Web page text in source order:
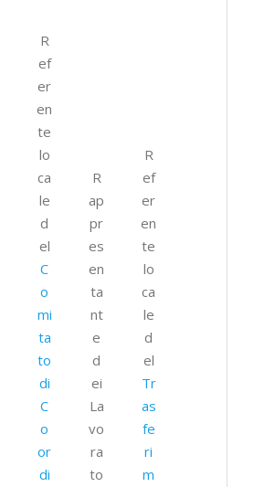
R
ef
er
en
te
lo
ca
le
d
el
C
o
mi
ta
to
di
C
o
or
di
R
ap
pr
es
en
ta
nt
e
d
ei
La
vo
ra
to
R
ef
er
en
te
lo
ca
le
d
el
Tr
as
fe
ri
m